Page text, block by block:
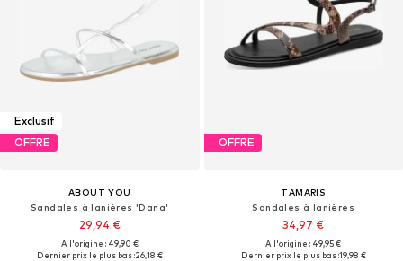
Exclusif
OFFRE
ABOUT YOU
Sandales à lanières 'Dana'
29,94 €
À l'origine : 49,90 €
Dernier prix le plus bas :26,18 €
OFFRE
TAMARIS
Sandales à lanières
34,97 €
À l'origine : 49,95 €
Dernier prix le plus bas :19,98 €